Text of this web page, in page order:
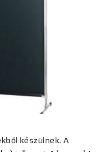
készülnek. A